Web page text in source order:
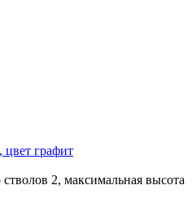
графит
2, максимальная высота